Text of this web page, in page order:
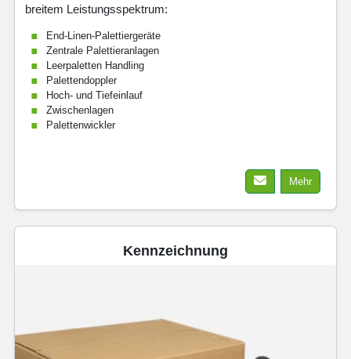
breitem Leistungsspektrum:
End-Linen-Palettiergeräte
Zentrale Palettieranlagen
Leerpaletten Handling
Palettendoppler
Hoch- und Tiefeinlauf
Zwischenlagen
Palettenwickler
Mehr
Kennzeichnung